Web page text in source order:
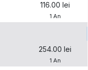
116.00 lei
1 An
254.00 lei
1 An